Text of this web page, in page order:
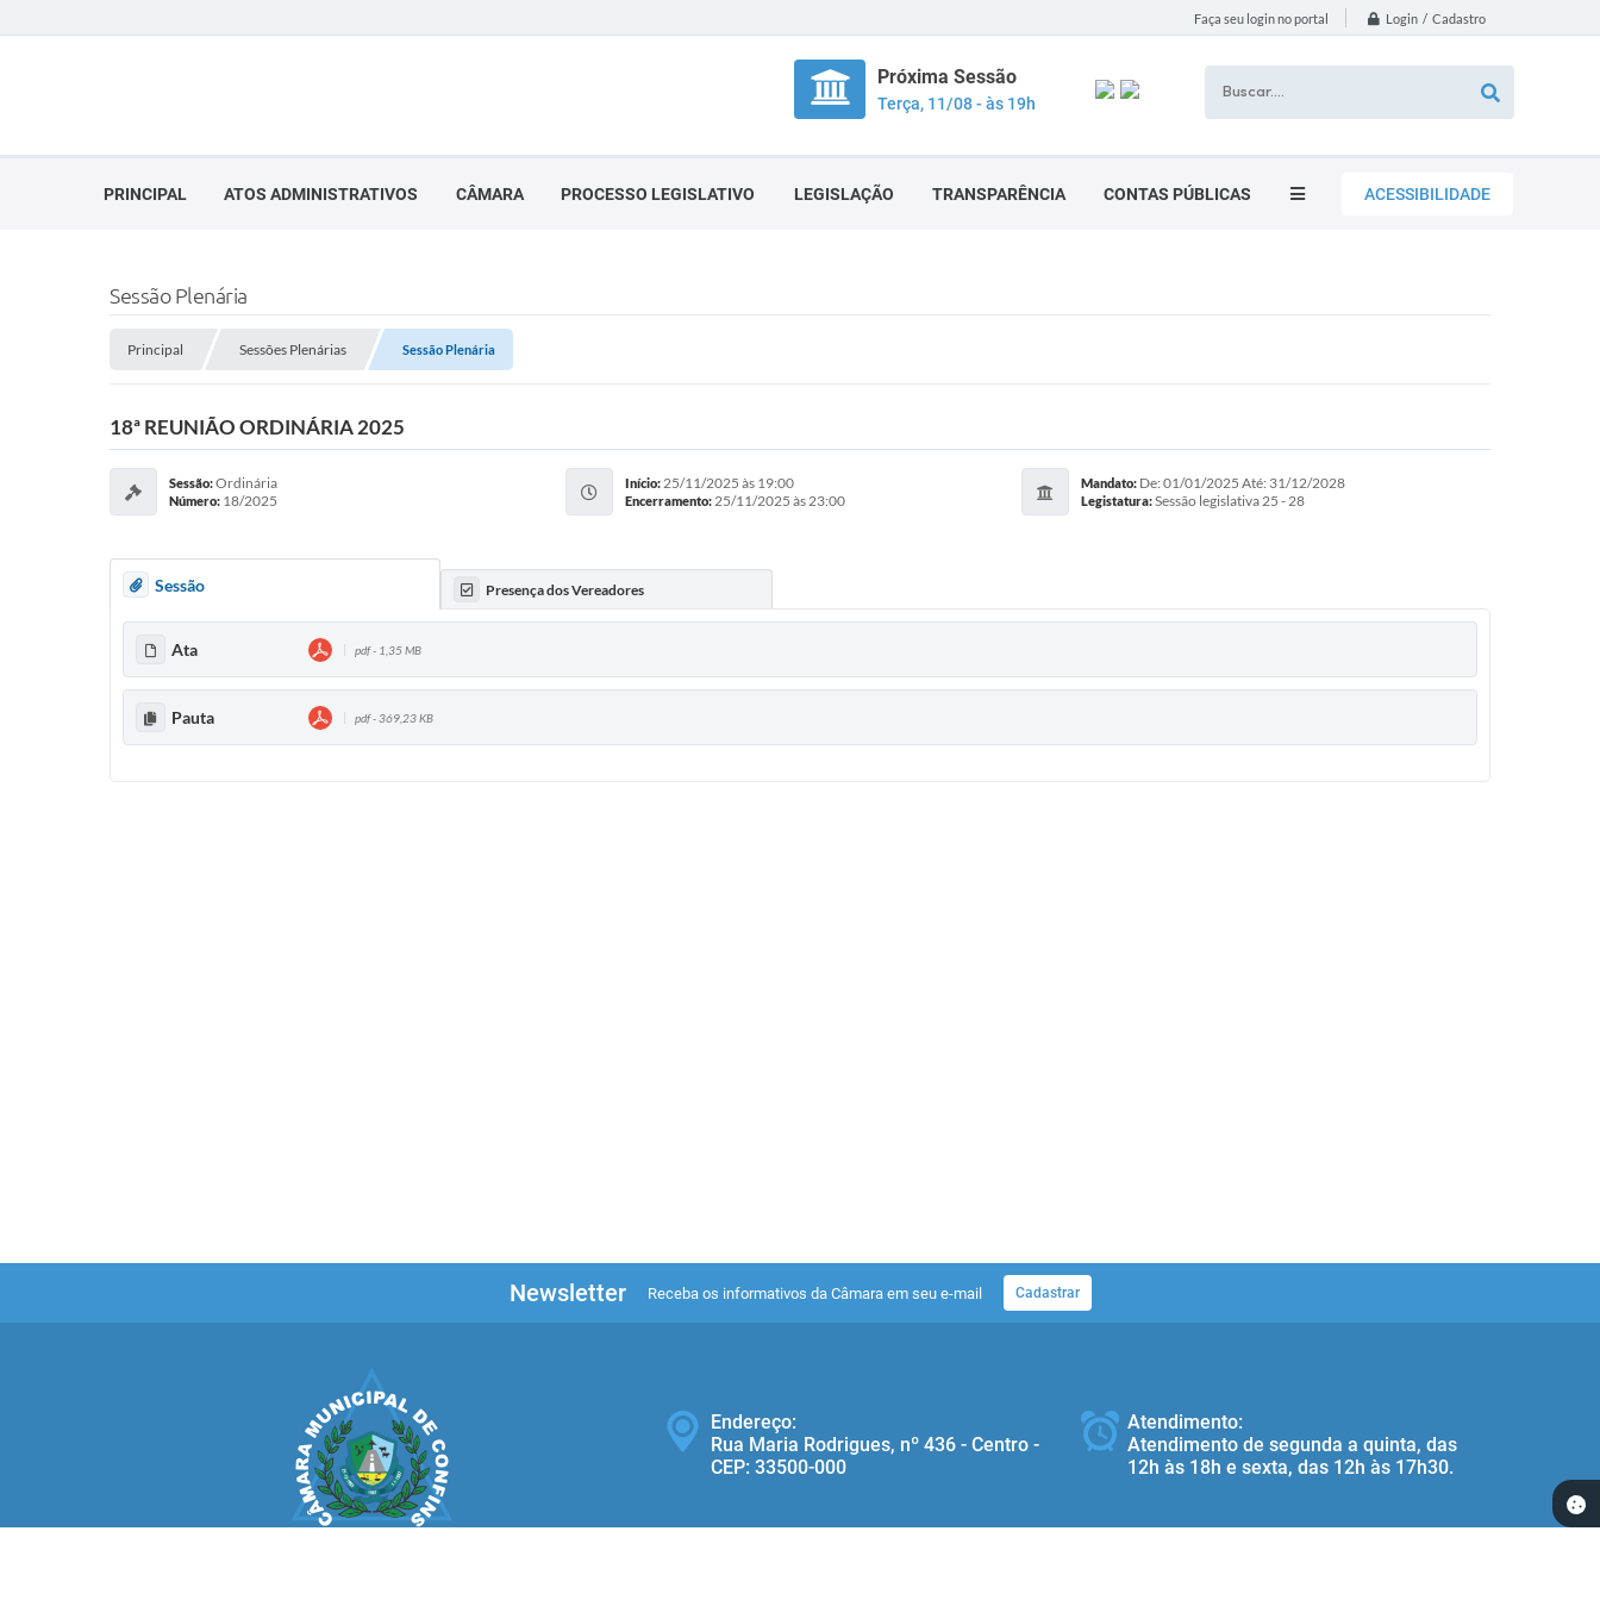
Faça seu login no portal Login / Cadastro
Próxima Sessão
Terça, 11/08 - às 19h
ACESSIBILIDADE
PRINCIPAL ATOS ADMINISTRATIVOS CÂMARA PROCESSO LEGISLATIVO LEGISLAÇÃO TRANSPARÊNCIA CONTAS PÚBLICAS
Sessão Plenária
Principal Sessões Plenárias Sessão Plenária
18ª REUNIÃO ORDINÁRIA 2025
Sessão:Ordinária
Número: 18/2025
Início:25/11/2025 às 19:00
Encerramento:25/11/2025 às 23:00
Mandato:De: 01/01/2025 Até: 31/12/2028
Legistatura:Sessão legislativa 25 - 28
Sessão Presença dos Vereadores
Ata pdf - 1,35 MB
Pauta pdf - 369,23 KB
Newsletter Receba os informativos da Câmara em seu e-mail Cadastrar
Endereço:
Rua Maria Rodrigues, nº 436 - Centro -
CEP: 33500‐000
Atendimento:
Atendimento de segunda a quinta, das
12h às 18h e sexta, das 12h às 17h30.